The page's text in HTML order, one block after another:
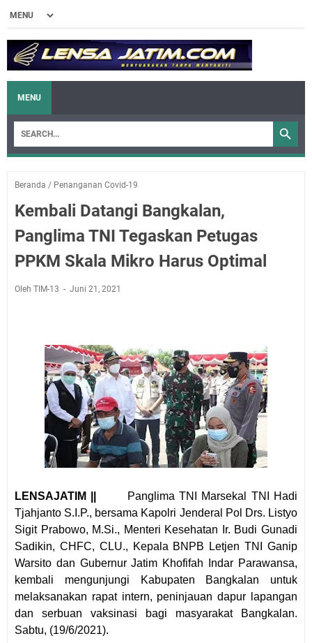
MENU
Beranda / Penanganan Covid-19
Kembali Datangi Bangkalan,
Panglima TNI Tegaskan Petugas
PPKM Skala Mikro Harus Optimal
Oleh TIM-13 Juni 21, 2021
LENSAJATIM ||
Panglima TNI Marsekal TNI Hadi
Tjahjanto S.I.P., bersama Kapolri Jenderal Pol Drs. Listyo
Sigit Prabowo, M.Si., Menteri Kesehatan Ir. Budi Gunadi
Sadikin, CHFC, CLU., Kepala BNPB Letjen TNI Ganip
Warsito dan Gubernur Jatim Khofifah Indar Parawansa,
kembali mengunjungi Kabupaten Bangkalan untuk
melaksanakan rapat intern, peninjauan dapur lapangan
dan serbuan vaksinasi bagi masyarakat Bangkalan.
Sabtu, (19/6/2021).